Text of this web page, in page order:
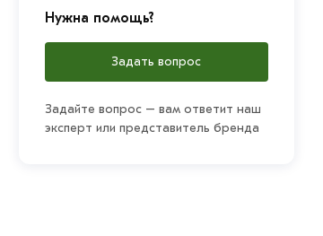
Нужна помощь?
Задать вопрос
Задайте вопрос – вам ответит наш
эксперт или представитель бренда